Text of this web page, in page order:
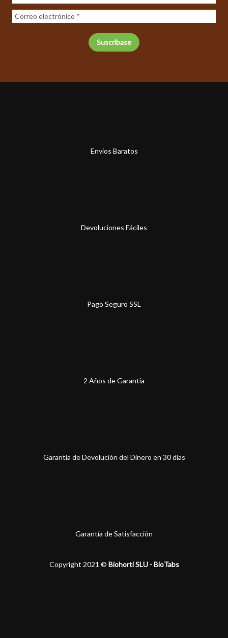
Envíos Baratos
Devoluciones Fáciles
Pago Seguro SSL
2 Años de Garantía
Garantía de Devolución del Dinero en 30 días
Garantía de Satisfacción
Copyright 2021 © Biohorti SLU - BioTabs